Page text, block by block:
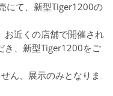
にて、新型Tiger1200の
お近くの店舗で開催され
き、新型Tiger1200をご
ん、展示のみとなりま